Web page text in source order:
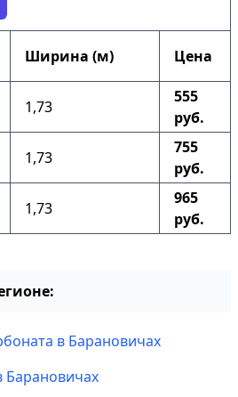
Ширина (м) Цена
1,73
555
руб.
1,73
755
руб.
1,73
965
руб.
в Барановичах
Барановичах